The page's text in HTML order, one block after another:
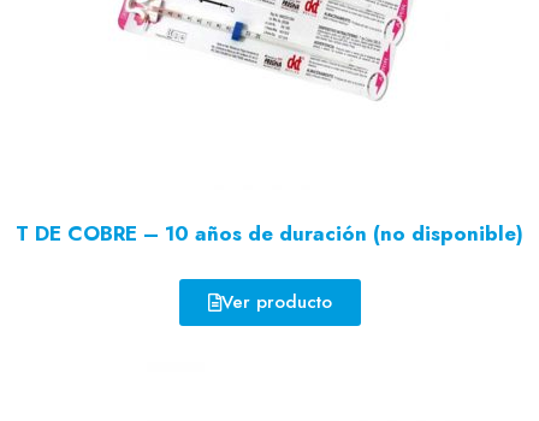
T DE COBRE – 10 años de duración (no disponible)
Ver producto